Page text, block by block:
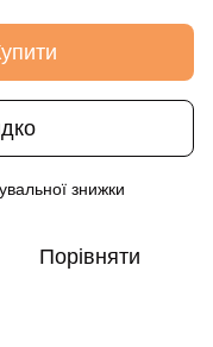
знижки
Порівняти